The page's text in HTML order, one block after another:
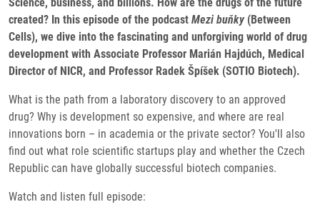
created? In this episode of the podcast Mezi buňky(Between
Cells), we dive into the fascinating and unforgiving world of drug
development with Associate Professor Marián Hajdúch, Medical
Director of NICR, and Professor Radek Špíšek (SOTIO Biotech).
What is the path from a laboratory discovery to an approved
drug? Why is development so expensive, and where are real
innovations born – in academia or the private sector? You'll also
find out what role scientific startups play and whether the Czech
Republic can have globally successful biotech companies.
Watch and listen full episode: